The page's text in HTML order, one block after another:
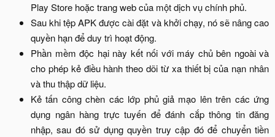
Play Store hoặc trang web của một dịch vụ chính phủ.​
Sau khi tệp APK được cài đặt và khởi chạy, nó sẽ nâng cao
quyền hạn để duy trì hoạt động.​
Phần mềm độc hại này kết nối với máy chủ bên ngoài và
cho phép kẻ điều hành theo dõi từ xa thiết bị của nạn nhân
và thu thập dữ liệu.​
Kẻ tấn công chèn các lớp phủ giả mạo lên trên các ứng
dụng ngân hàng trực tuyến để đánh cắp thông tin đăng
nhập, sau đó sử dụng quyền truy cập đó để chuyển tiền